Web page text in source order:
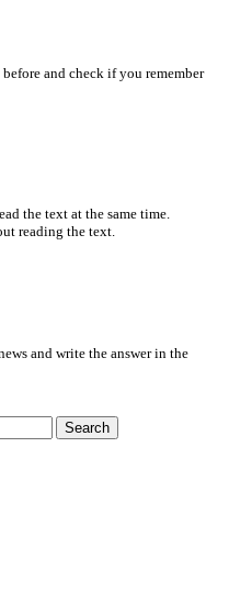
and check if you remember
the text at the same time.
reading the text.
and write the answer in the